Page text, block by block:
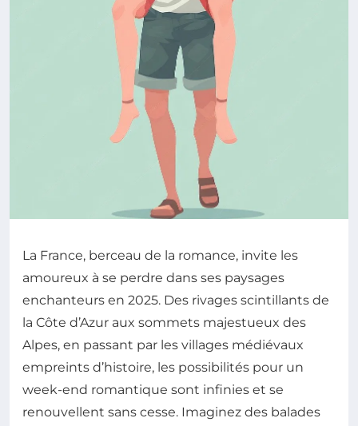
La France, berceau de la romance, invite les
amoureux à se perdre dans ses paysages
enchanteurs en 2025. Des rivages scintillants de
la Côte d’Azur aux sommets majestueux des
Alpes, en passant par les villages médiévaux
empreints d’histoire, les possibilités pour un
week-end romantique sont infinies et se
renouvellent sans cesse. Imaginez des balades